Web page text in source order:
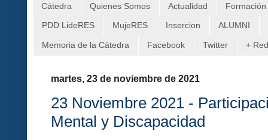
Cátedra Quienes Somos Actualidad Formación
PDD LideRES MujeRES Insercion ALUMNI
Memoria de la Cátedra Facebook Twitter +
martes, 23 de noviembre de 2021
23 Noviembre 2021 -
Mental y Discapacidad